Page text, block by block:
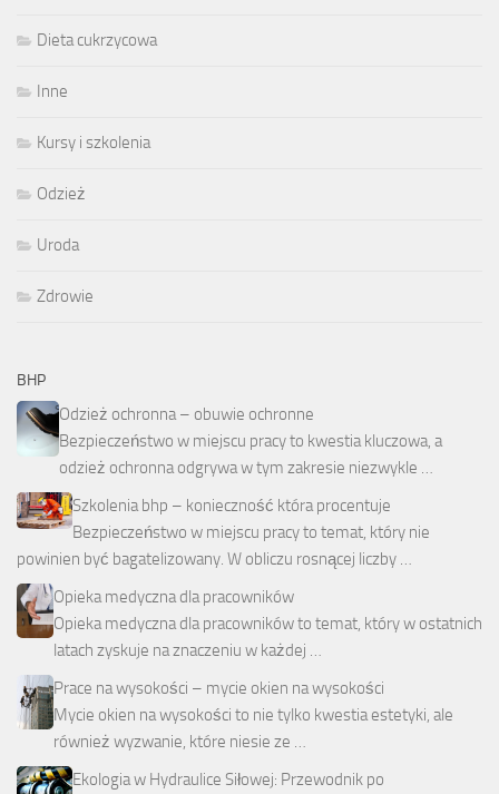
Dieta cukrzycowa
Inne
Kursy i szkolenia
Odzież
Uroda
Zdrowie
BHP
Odzież ochronna – obuwie ochronne
Bezpieczeństwo w miejscu pracy to kwestia kluczowa, a
odzież ochronna odgrywa w tym zakresie niezwykle …
Szkolenia bhp – konieczność która procentuje
Bezpieczeństwo w miejscu pracy to temat, który nie
powinien być bagatelizowany. W obliczu rosnącej liczby …
Opieka medyczna dla pracowników
Opieka medyczna dla pracowników to temat, który w ostatnich
latach zyskuje na znaczeniu w każdej …
Prace na wysokości – mycie okien na wysokości
Mycie okien na wysokości to nie tylko kwestia estetyki, ale
również wyzwanie, które niesie ze …
Ekologia w Hydraulice Siłowej: Przewodnik po